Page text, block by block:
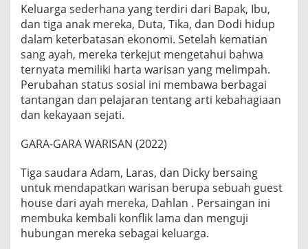
Keluarga sederhana yang terdiri dari Bapak, Ibu,
dan tiga anak mereka, Duta, Tika, dan Dodi hidup
dalam keterbatasan ekonomi. Setelah kematian
sang ayah, mereka terkejut mengetahui bahwa
ternyata memiliki harta warisan yang melimpah.
Perubahan status sosial ini membawa berbagai
tantangan dan pelajaran tentang arti kebahagiaan
dan kekayaan sejati.
GARA-GARA WARISAN (2022)
Tiga saudara Adam, Laras, dan Dicky bersaing
untuk mendapatkan warisan berupa sebuah guest
house dari ayah mereka, Dahlan . Persaingan ini
membuka kembali konflik lama dan menguji
hubungan mereka sebagai keluarga.